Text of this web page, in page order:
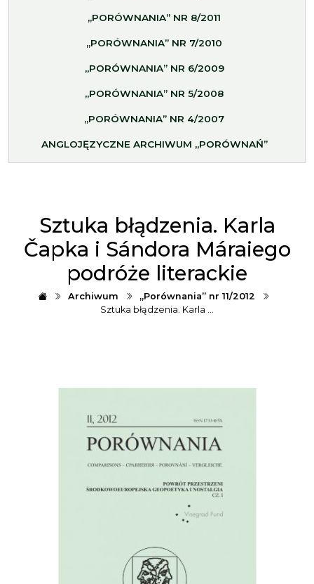
„PORÓWNANIA” NR 8/2011
„PORÓWNANIA” NR 7/2010
„PORÓWNANIA” NR 6/2009
„PORÓWNANIA” NR 5/2008
„PORÓWNANIA” NR 4/2007
ANGLOJĘZYCZNE ARCHIWUM „PORÓWNAŃ”
Sztuka błądzenia. Karla
Čapka i Sándora Máraiego
podróże literackie
Archiwum
„Porównania” nr 11/2012
Sztuka błądzenia. Karla …